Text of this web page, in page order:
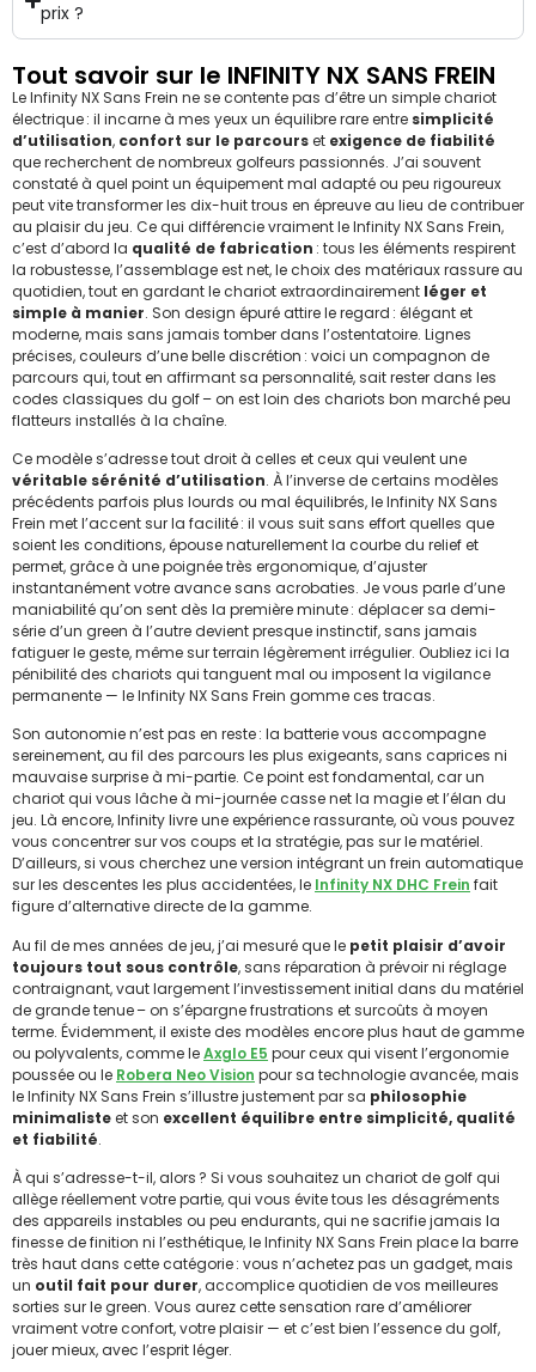
prix ?
Tout savoir sur le INFINITY NX SANS FREIN
Le Infinity NX Sans Frein ne se contente pas d’être un simple chariot
électrique : il incarne à mes yeux un équilibre rare entre simplicité
d’utilisation, confort sur le parcourset exigence de fiabilité
que recherchent de nombreux golfeurs passionnés. J’ai souvent
constaté à quel point un équipement mal adapté ou peu rigoureux
peut vite transformer les dix-huit trous en épreuve au lieu de contribuer
au plaisir du jeu. Ce qui différencie vraiment le Infinity NX Sans Frein,
c’est d’abord la qualité de fabrication : tous les éléments respirent
la robustesse, l’assemblage est net, le choix des matériaux rassure au
quotidien, tout en gardant le chariot extraordinairement léger et
simple à manier. Son design épuré attire le regard : élégant et
moderne, mais sans jamais tomber dans l’ostentatoire. Lignes
précises, couleurs d’une belle discrétion : voici un compagnon de
parcours qui, tout en affirmant sa personnalité, sait rester dans les
codes classiques du golf – on est loin des chariots bon marché peu
flatteurs installés à la chaîne.
Ce modèle s’adresse tout droit à celles et ceux qui veulent une
véritable sérénité d’utilisation. À l’inverse de certains modèles
précédents parfois plus lourds ou mal équilibrés, le Infinity NX Sans
Frein met l’accent sur la facilité : il vous suit sans effort quelles que
soient les conditions, épouse naturellement la courbe du relief et
permet, grâce à une poignée très ergonomique, d’ajuster
instantanément votre avance sans acrobaties. Je vous parle d’une
maniabilité qu’on sent dès la première minute : déplacer sa demi-
série d’un green à l’autre devient presque instinctif, sans jamais
fatiguer le geste, même sur terrain légèrement irrégulier. Oubliez ici la
pénibilité des chariots qui tanguent mal ou imposent la vigilance
permanente — le Infinity NX Sans Frein gomme ces tracas.
Son autonomie n’est pas en reste : la batterie vous accompagne
sereinement, au fil des parcours les plus exigeants, sans caprices ni
mauvaise surprise à mi-partie. Ce point est fondamental, car un
chariot qui vous lâche à mi-journée casse net la magie et l’élan du
jeu. Là encore, Infinity livre une expérience rassurante, où vous pouvez
vous concentrer sur vos coups et la stratégie, pas sur le matériel.
D’ailleurs, si vous cherchez une version intégrant un frein automatique
sur les descentes les plus accidentées, le Infinity NX DHC Frein fait
figure d’alternative directe de la gamme.
Au fil de mes années de jeu, j’ai mesuré que le petit plaisir d’avoir
toujours tout sous contrôle, sans réparation à prévoir ni réglage
contraignant, vaut largement l’investissement initial dans du matériel
de grande tenue – on s’épargne frustrations et surcoûts à moyen
terme. Évidemment, il existe des modèles encore plus haut de gamme
ou polyvalents, comme leAxglo E5 pour ceux qui visent l’ergonomie
poussée ou le Robera Neo Vision pour sa technologie avancée, mais
le Infinity NX Sans Frein s’illustre justement par sa philosophie
minimalisteet son excellent équilibre entre simplicité, qualité
et fiabilité.
À qui s’adresse-t-il, alors ? Si vous souhaitez un chariot de golf qui
allège réellement votre partie, qui vous évite tous les désagréments
des appareils instables ou peu endurants, qui ne sacrifie jamais la
finesse de finition ni l’esthétique, le Infinity NX Sans Frein place la barre
très haut dans cette catégorie : vous n’achetez pas un gadget, mais
un outil fait pour durer, accomplice quotidien de vos meilleures
sorties sur le green. Vous aurez cette sensation rare d’améliorer
vraiment votre confort, votre plaisir — et c’est bien l’essence du golf,
jouer mieux, avec l’esprit léger.